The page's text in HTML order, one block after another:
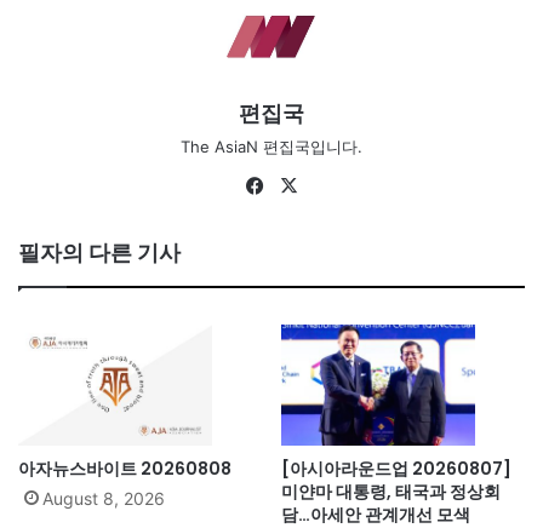
편집국
The AsiaN 편집국입니다.
Fa
필자의 다른 기사
아자뉴스바이트 20260808
August 8, 2026
[아시아라운드업 20260807]
미얀마 대통령, 태국과 정상회
담…아세안 관계개선 모색